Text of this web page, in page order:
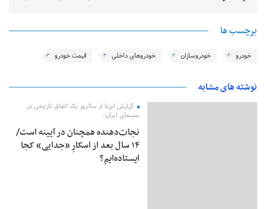
برچسب ها
خودرو خودروسازان خودروهای داخلی قیمت خودرو
نوشته های مشابه
گزارش ایرنا از سالروز یک اتفاق تاریخی در
سینمای ایران؛
نجات‌دهنده‌ همچنان در آیینه است/
۱۴ سال بعد از اسکارِ «جدایی» کجا
ایستاده‌ایم؟